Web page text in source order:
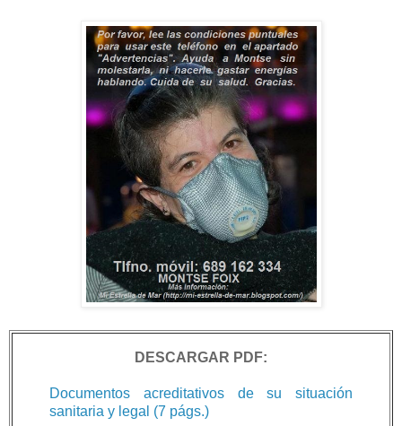
DESCARGAR PDF:
Documentos acreditativos de su situación
sanitaria y legal (7 págs.)